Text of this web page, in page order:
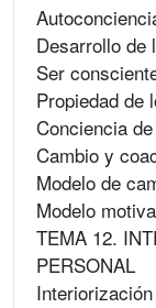
Desarrollo de
Ser
Propiedad de
Conciencia
Cambio y
Modelo de
Modelo
TEMA 12.
PERSONAL
Interiorización